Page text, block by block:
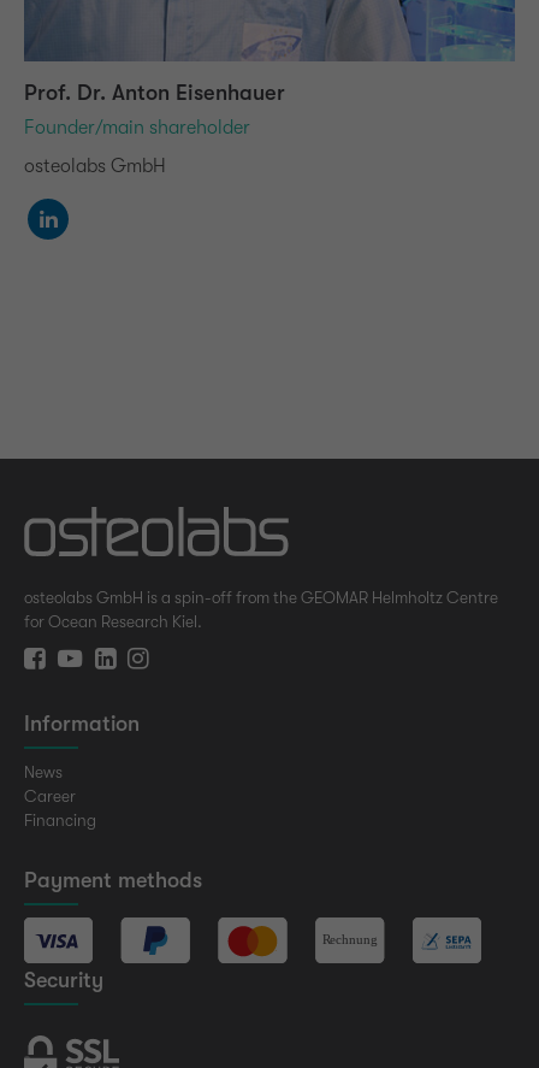
Prof. Dr. Anton Eisenhauer
Founder/main shareholder
osteolabs GmbH
osteolabs GmbH is a spin-off from the GEOMAR Helmholtz Centre
for Ocean Research Kiel.
Information
News
Career
Financing
Payment methods
Security